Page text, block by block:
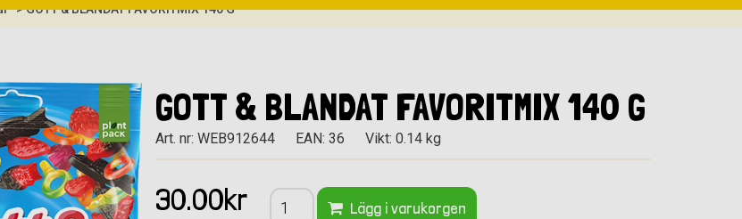
> GOTT & BLANDAT FAVORITMIX 140 G
GOTT & BLANDAT FAVORITMIX 140 G
Art. nr: WEB912644 EAN: 36 Vikt: 0.14 kg
30.00kr Lägg i varukorgen